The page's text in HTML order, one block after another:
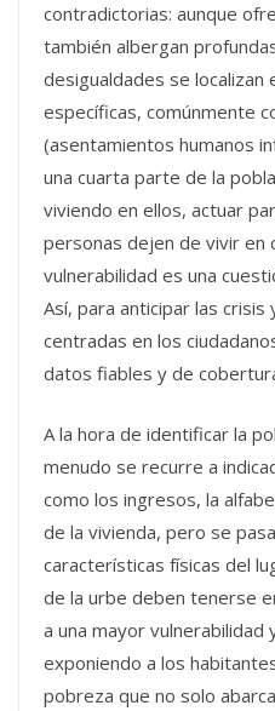
contradictorias: aunque
también albergan
desigualdades se localizan
específicas, comúnmente
(asentamientos humanos
una cuarta parte de la
viviendo en ellos, actuar
personas dejen de vivir en
vulnerabilidad es una
Así, para anticipar las
centradas en los
datos fiables y de
A la hora de identificar la
menudo se recurre a
como los ingresos, la
de la vivienda, pero se
características físicas del
de la urbe deben tenerse
a una mayor vulnerabilidad
exponiendo a los
pobreza que no solo